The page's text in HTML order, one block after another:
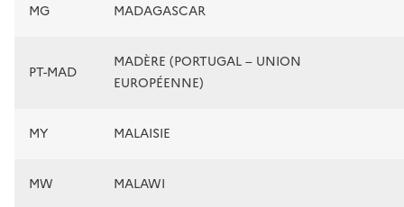
MG MADAGASCAR
PT-MAD
MADÈRE (PORTUGAL – UNION
EUROPÉENNE)
MY MALAISIE
MW MALAWI